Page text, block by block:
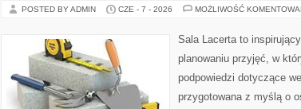
POSTED BY ADMIN CZE - 7 - 2026 MOŻLIWOŚĆ
Sala Lacerta to
planowaniu przyjęć, w
podpowiedzi dotyczące
przygotowana z myślą o